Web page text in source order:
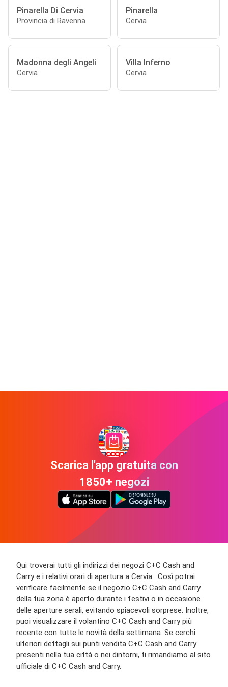
Pinarella Di Cervia
Provincia di Ravenna
Pinarella
Cervia
Madonna degli Angeli
Cervia
Villa Inferno
Cervia
Scarica l'app gratuita con
1850+ negozi
Qui troverai tutti gli indirizzi dei negozi C+C Cash and
Carry e i relativi orari di apertura a Cervia . Così potrai
verificare facilmente se il negozio C+C Cash and Carry
della tua zona è aperto durante i festivi o in occasione
delle aperture serali, evitando spiacevoli sorprese. Inoltre,
puoi visualizzare il volantino C+C Cash and Carry più
recente con tutte le novità della settimana. Se cerchi
ulteriori dettagli sui punti vendita C+C Cash and Carry
presenti nella tua città o nei dintorni, ti rimandiamo al sito
ufficiale di C+C Cash and Carry.